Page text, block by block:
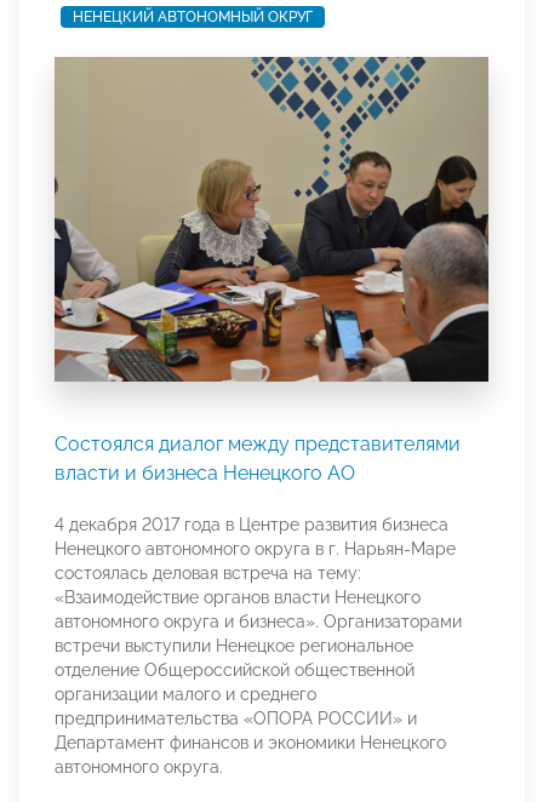
НЕНЕЦКИЙ АВТОНОМНЫЙ ОКРУГ
Состоялся диалог между представителями
власти и бизнеса Ненецкого АО
4 декабря 2017 года в Центре развития бизнеса
Ненецкого автономного округа в г. Нарьян-Маре
состоялась деловая встреча на тему:
«Взаимодействие органов власти Ненецкого
автономного округа и бизнеса». Организаторами
встречи выступили Ненецкое региональное
отделение Общероссийской общественной
организации малого и среднего
предпринимательства «ОПОРА РОССИИ» и
Департамент финансов и экономики Ненецкого
автономного округа.